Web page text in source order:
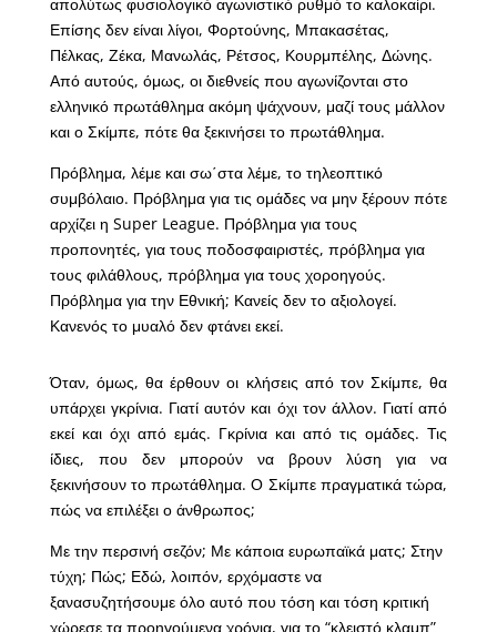
απολύτως φυσιολογικό αγωνιστικό ρυθμό το καλοκαίρι.
Επίσης δεν είναι λίγοι, Φορτούνης, Μπακασέτας,
Πέλκας, Ζέκα, Μανωλάς, Ρέτσος, Κουρμπέλης, Δώνης.
Από αυτούς, όμως, οι διεθνείς που αγωνίζονται στο
ελληνικό πρωτάθλημα ακόμη ψάχνουν, μαζί τους μάλλον
και ο Σκίμπε, πότε θα ξεκινήσει το πρωτάθλημα.
Πρόβλημα, λέμε και σω΄στα λέμε, το τηλεοπτικό
συμβόλαιο. Πρόβλημα για τις ομάδες να μην ξέρουν πότε
αρχίζει η Super League. Πρόβλημα για τους
προπονητές, για τους ποδοσφαιριστές, πρόβλημα για
τους φιλάθλους, πρόβλημα για τους χοροηγούς.
Πρόβλημα για την Εθνική; Κανείς δεν το αξιολογεί.
Κανενός το μυαλό δεν φτάνει εκεί.
Όταν, όμως, θα έρθουν οι κλήσεις από τον Σκίμπε, θα
υπάρχει γκρίνια. Γιατί αυτόν και όχι τον άλλον. Γιατί από
εκεί και όχι από εμάς. Γκρίνια και από τις ομάδες. Τις
ίδιες, που δεν μπορούν να βρουν λύση για να
ξεκινήσουν το πρωτάθλημα. Ο Σκίμπε πραγματικά τώρα,
πώς να επιλέξει ο άνθρωπος;
Με την περσινή σεζόν; Με κάποια ευρωπαϊκά ματς; Στην
τύχη; Πώς; Εδώ, λοιπόν, ερχόμαστε να
ξανασυζητήσουμε όλο αυτό που τόση και τόση κριτική
χώρεσε τα προηγούμενα χρόνια, για το “κλειστό κλαμπ”